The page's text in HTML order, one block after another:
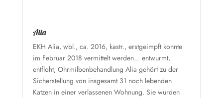
Alia
EKH Alia, wbl., ca. 2016, kastr., erstgeimpft konnte
im Februar 2018 vermittelt werden... entwurmt,
entfloht, Ohrmilbenbehandlung Alia gehört zu der
Sicherstellung von insgesamt 31 noch lebenden
Katzen in einer verlassenen Wohnung. Sie wurden